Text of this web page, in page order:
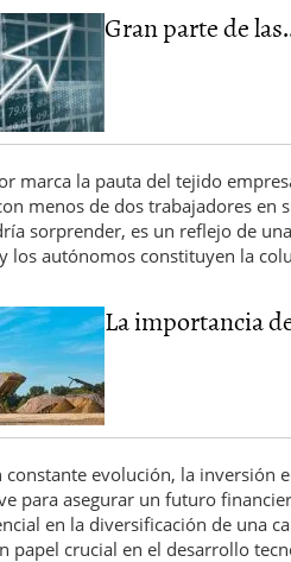
Gran parte de
marca la pauta del tejido
menos de dos trabajadores en
sorprender, es un reflejo de
los autónomos constituyen la
La importancia
constante evolución, la inversión
para asegurar un futuro
en la diversificación de una
papel crucial en el desarrollo